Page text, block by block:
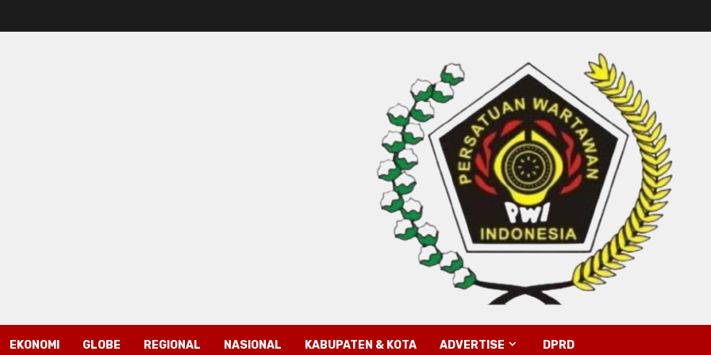
EKONOMI GLOBE REGIONAL NASIONAL KABUPATEN & KOTA ADVERTISE DPRD